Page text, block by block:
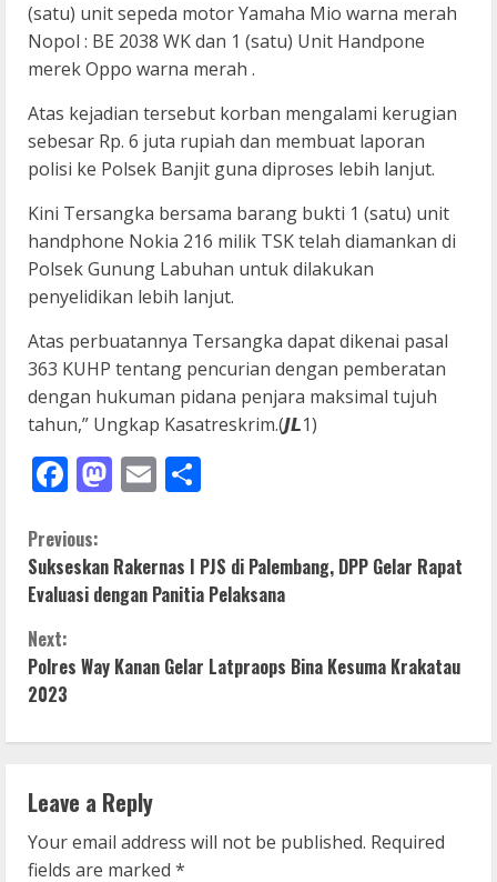
(satu) unit sepeda motor Yamaha Mio warna merah
Nopol : BE 2038 WK dan 1 (satu) Unit Handpone
merek Oppo warna merah .
Atas kejadian tersebut korban mengalami kerugian
sebesar Rp. 6 juta rupiah dan membuat laporan
polisi ke Polsek Banjit guna diproses lebih lanjut.
Kini Tersangka bersama barang bukti 1 (satu) unit
handphone Nokia 216 milik TSK telah diamankan di
Polsek Gunung Labuhan untuk dilakukan
penyelidikan lebih lanjut.
Atas perbuatannya Tersangka dapat dikenai pasal
363 KUHP tentang pencurian dengan pemberatan
dengan hukuman pidana penjara maksimal tujuh
tahun,” Ungkap Kasatreskrim.(𝙅𝙇1)
Facebook
Mastodon
Email
C
o
n
t
i
n
u
Previous:
Sukseskan Rakernas I PJS di Palembang, DPP Gelar Rapat
Evaluasi dengan Panitia Pelaksana
Next:
Polres Way Kanan Gelar Latpraops Bina Kesuma Krakatau
2023
Leave a Reply
Your email address will not be published. Required
fields are marked *